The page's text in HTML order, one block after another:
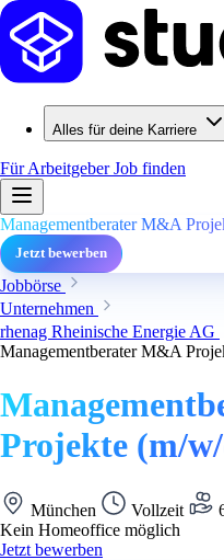
Alles für deine Karriere
Für ArbeitgeberJob finden
Managementberater M&A
Jetzt bewerben
Jobbörse
Unternehmen
rhenag Rheinische Energie AG
Managementberater M&A
Projekte (m/
München Vollzeit
Kein Homeoffice möglich
Jetzt bewerben